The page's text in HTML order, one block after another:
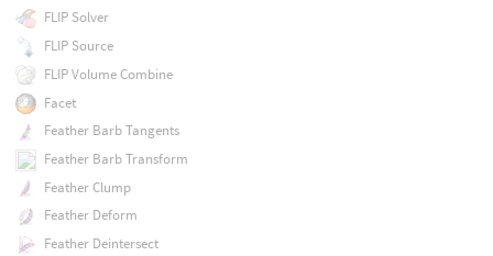
FLIP Solver
FLIP Source
FLIP Volume Combine
Facet
Feather Barb Tangents
Feather Barb Transform
Feather Clump
Feather Deform
Feather Deintersect